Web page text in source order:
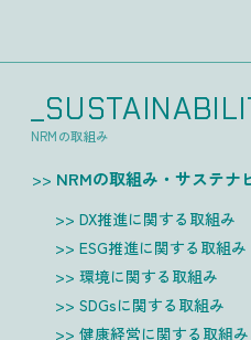
NRMの取組み
NRMの取組み・サステナ
DX推進に関する取組み
ESG推進に関する取組み
環境に関する取組み
SDGsに関する取組み
健康経営に関する取組み